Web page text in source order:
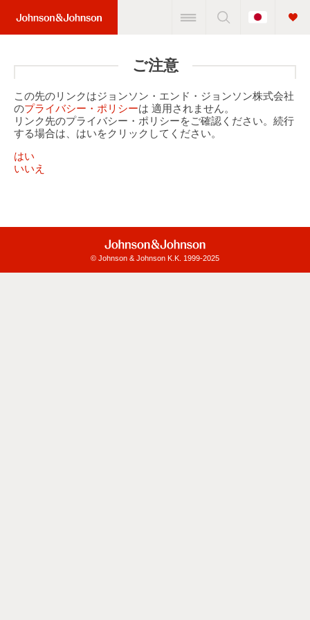
Logo)
Change
Country
ご注意
この先のリンクはジョンソン・エンド・ジョンソン株式会社
のプライバシー・ポリシーは 適用されません。
リンク先のプライバシー・ポリシーをご確認ください。続行
する場合は、はいをクリックしてください。
はい
いいえ
© Johnson & Johnson K.K. 1999-2025